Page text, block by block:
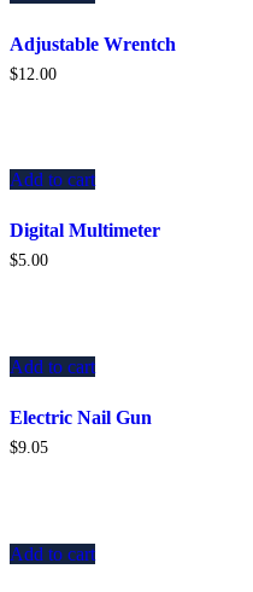
Adjustable Wrentch
$12.00
Add to cart
Digital Multimeter
$5.00
Add to cart
Electric Nail Gun
$9.05
Add to cart